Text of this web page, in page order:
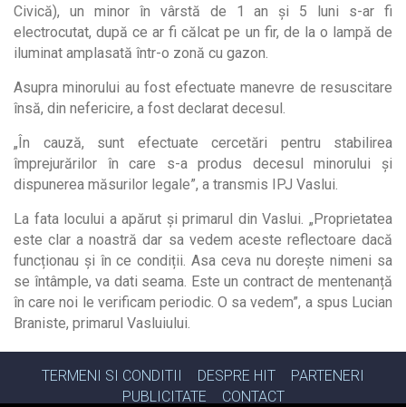
Civică), un minor în vârstă de 1 an și 5 luni s-ar fi
electrocutat, după ce ar fi călcat pe un fir, de la o lampă de
iluminat amplasată într-o zonă cu gazon.
Asupra minorului au fost efectuate manevre de resuscitare
însă, din nefericire, a fost declarat decesul.
„În cauză, sunt efectuate cercetări pentru stabilirea
împrejurărilor în care s-a produs decesul minorului și
dispunerea măsurilor legale”, a transmis IPJ Vaslui.
La fata locului a apărut și primarul din Vaslui. „Proprietatea
este clar a noastră dar sa vedem aceste reflectoare dacă
funcționau și în ce condiții. Asa ceva nu dorește nimeni sa
se întâmple, va dati seama. Este un contract de mentenanță
în care noi le verificam periodic. O sa vedem”, a spus Lucian
Braniste, primarul Vasluiului.
TERMENI SI CONDITII DESPRE HIT
PARTENERI
PUBLICITATE
CONTACT